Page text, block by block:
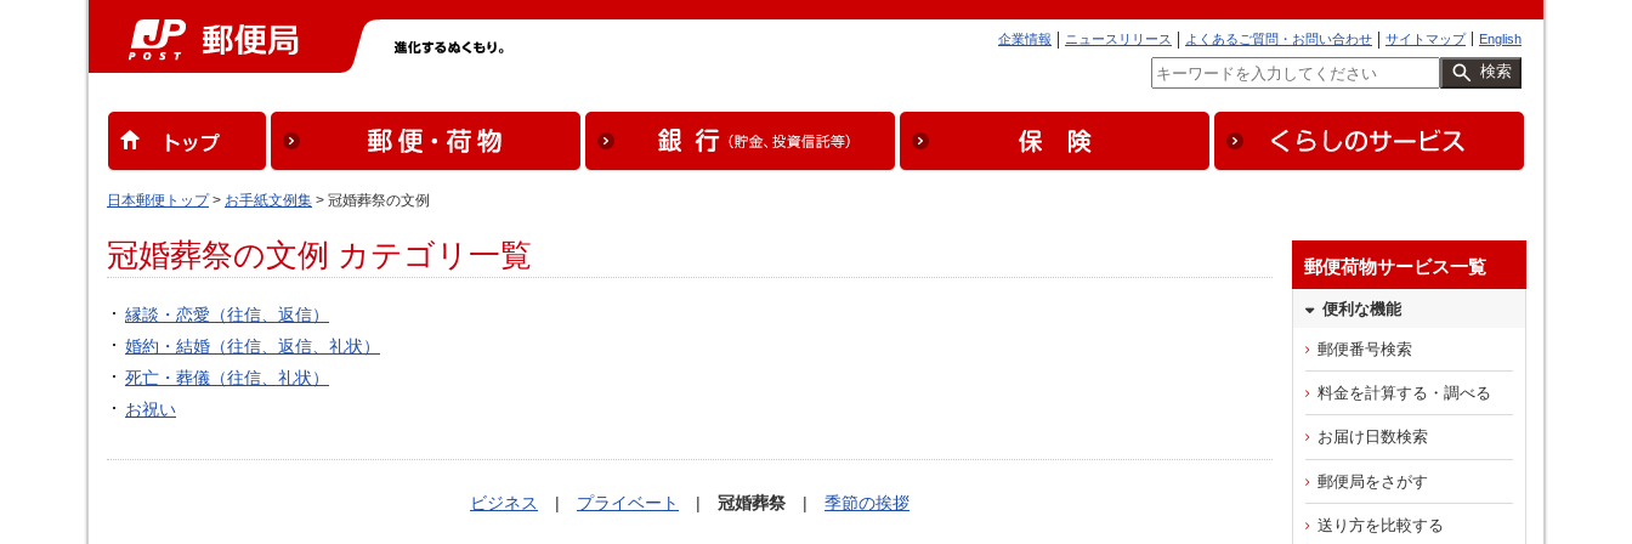
English
サイトマップ
よくあるご質問・お問い合わせ
ニュースリリース
企業情報
検索
日本郵便トップ> お手紙文例集 > 冠婚葬祭の文例
冠婚葬祭の文例 カテゴリ一覧
縁談・恋愛（往信、返信）
婚約・結婚（往信、返信、礼状）
死亡・葬儀（往信、礼状）
お祝い
ビジネス | プライベート | 冠婚葬祭 | 季節の挨拶
郵便荷物サービス一覧
便利な機能
郵便番号検索
料金を計算する・調べる
お届け日数検索
郵便局をさがす
送り方を比較する